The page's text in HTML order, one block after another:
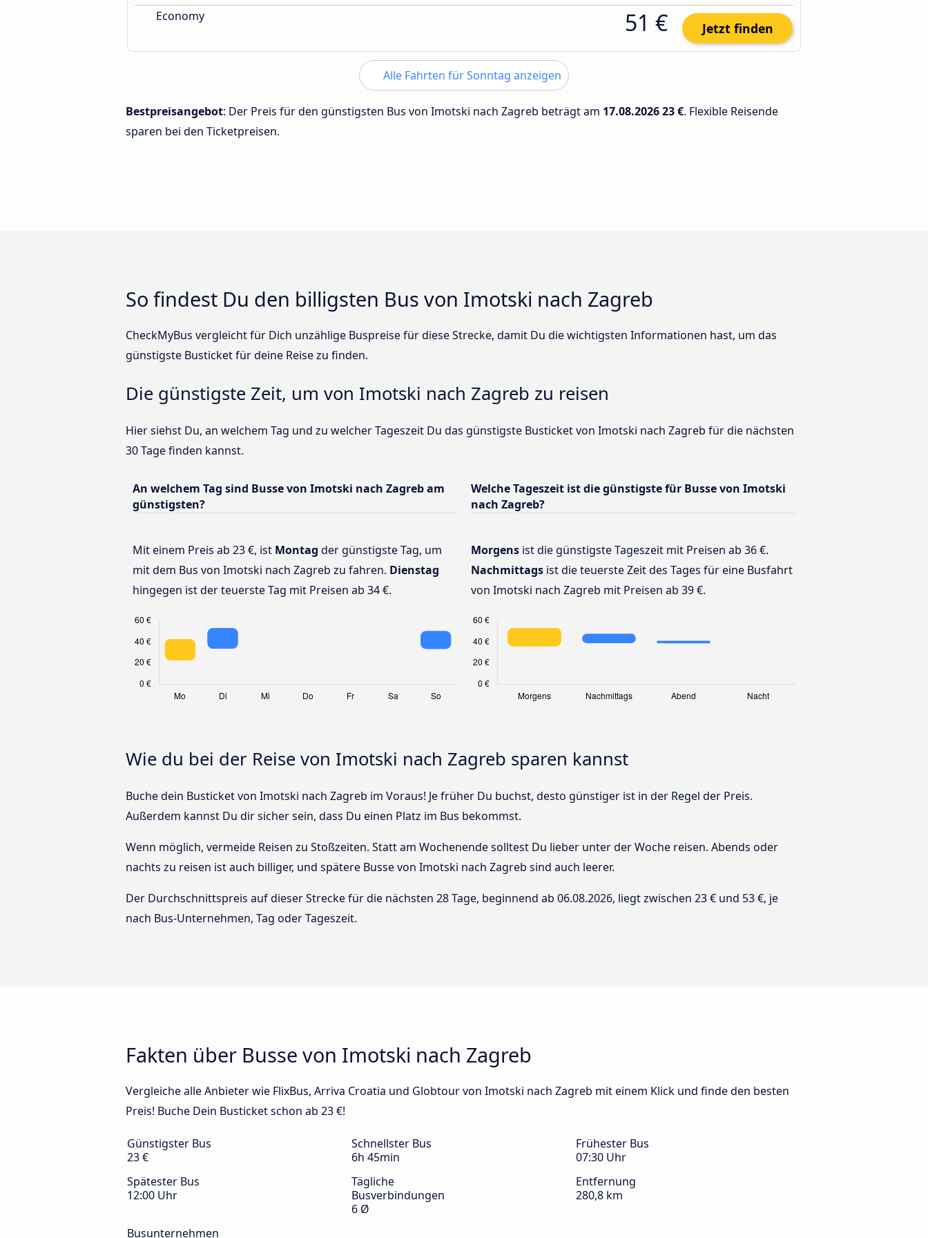
Economy 51 € Jetzt finden
Alle Fahrten für Sonntag anzeigen
Bestpreisangebot: Der Preis für den günstigsten Bus von Imotski nach Zagreb beträgt am 17.08.202623 €. Flexible Reisende
sparen bei den Ticketpreisen.
So findest Du den billigsten Bus von Imotski nach Zagreb
CheckMyBus vergleicht für Dich unzählige Buspreise für diese Strecke, damit Du die wichtigsten Informationen hast, um das
günstigste Busticket für deine Reise zu finden.
Die günstigste Zeit, um von Imotski nach Zagreb zu reisen
Hier siehst Du, an welchem Tag und zu welcher Tageszeit Du das günstigste Busticket von Imotski nach Zagreb für die nächsten
30 Tage finden kannst.
An welchem Tag sind Busse von Imotski nach Zagreb am
günstigsten?
Mit einem Preis ab 23 €, ist Montag der günstigste Tag, um
mit dem Bus von Imotski nach Zagreb zu fahren. Dienstag
hingegen ist der teuerste Tag mit Preisen ab 34 €.
Welche Tageszeit ist die günstigste für Busse von Imotski
nach Zagreb?
Morgens ist die günstigste Tageszeit mit Preisen ab 36 €.
Nachmittags ist die teuerste Zeit des Tages für eine Busfahrt
von Imotski nach Zagreb mit Preisen ab 39 €.
Wie du bei der Reise von Imotski nach Zagreb sparen kannst
Buche dein Busticket von Imotski nach Zagreb im Voraus! Je früher Du buchst, desto günstiger ist in der Regel der Preis.
Außerdem kannst Du dir sicher sein, dass Du einen Platz im Bus bekommst.
Wenn möglich, vermeide Reisen zu Stoßzeiten. Statt am Wochenende solltest Du lieber unter der Woche reisen. Abends oder
nachts zu reisen ist auch billiger, und spätere Busse von Imotski nach Zagreb sind auch leerer.
Der Durchschnittspreis auf dieser Strecke für die nächsten 28 Tage, beginnend ab 06.08.2026, liegt zwischen 23 € und 53 €, je
nach Bus-Unternehmen, Tag oder Tageszeit.
Fakten über Busse von Imotski nach Zagreb
Vergleiche alle Anbieter wie FlixBus, Arriva Croatia und Globtour von Imotski nach Zagreb mit einem Klick und finde den besten
Preis! Buche Dein Busticket schon ab 23 €!
Günstigster Bus
23 €
Schnellster Bus
6h 45min
Frühester Bus
07:30 Uhr
Spätester Bus
12:00 Uhr
Tägliche
Busverbindungen
6 Ø
Entfernung
280,8 km
Busunternehmen